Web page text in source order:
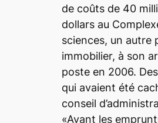
de coûts de 40
dollars au
sciences, un autre
immobilier, à son
poste en 2006.
qui avaient été
conseil
«Avant les